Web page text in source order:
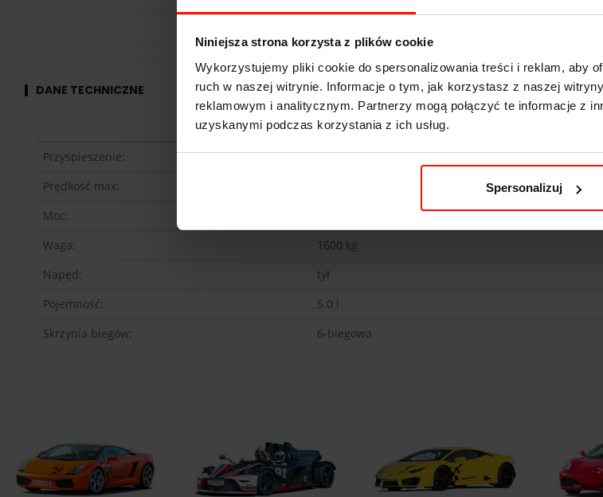
Niniejsza strona korzysta z plików cookie
Wykorzystujemy pliki cookie do spersonalizowania treści i reklam, aby
ruch w naszej witrynie. Informacje o tym, jak korzystasz z naszej
reklamowym i analitycznym. Partnerzy mogą połączyć te informacje z
uzyskanymi podczas korzystania z ich usług.
Spersonalizuj
DANE TECHNICZNE
Mercedes SL500 pakiet AMG
Przyspieszenie:
6.2s do 100 km/h
Prędkość max:
Moc:
Waga:
1600 kg
Napęd:
tył
Pojemność:
5.0 l
Skrzynia biegów:
6-biegowa